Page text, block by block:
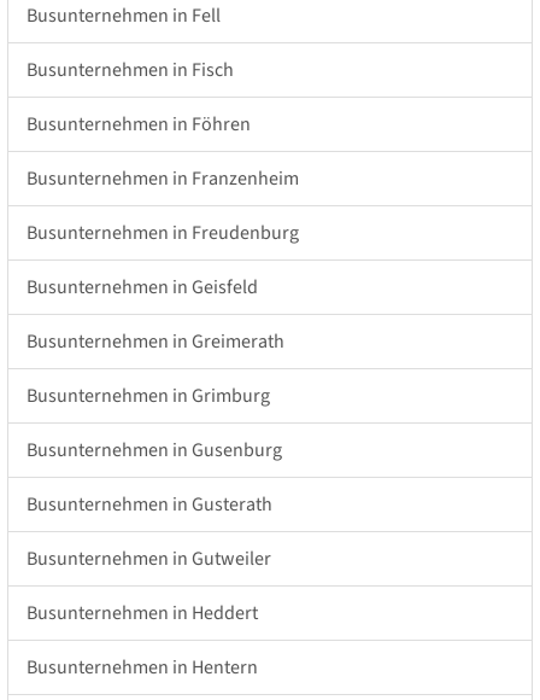
Busunternehmen in Fell
Busunternehmen in Fisch
Busunternehmen in Föhren
Busunternehmen in Franzenheim
Busunternehmen in Freudenburg
Busunternehmen in Geisfeld
Busunternehmen in Greimerath
Busunternehmen in Grimburg
Busunternehmen in Gusenburg
Busunternehmen in Gusterath
Busunternehmen in Gutweiler
Busunternehmen in Heddert
Busunternehmen in Hentern